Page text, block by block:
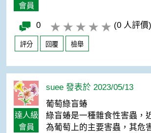
會員
0 (0 人評價)
評分 回覆 檢舉
達人級
會員
suee 發表於 2023/05/13
葡萄綠盲蝽
綠盲蝽是一種雜食性害蟲，
為葡萄上的主要害蟲，其危